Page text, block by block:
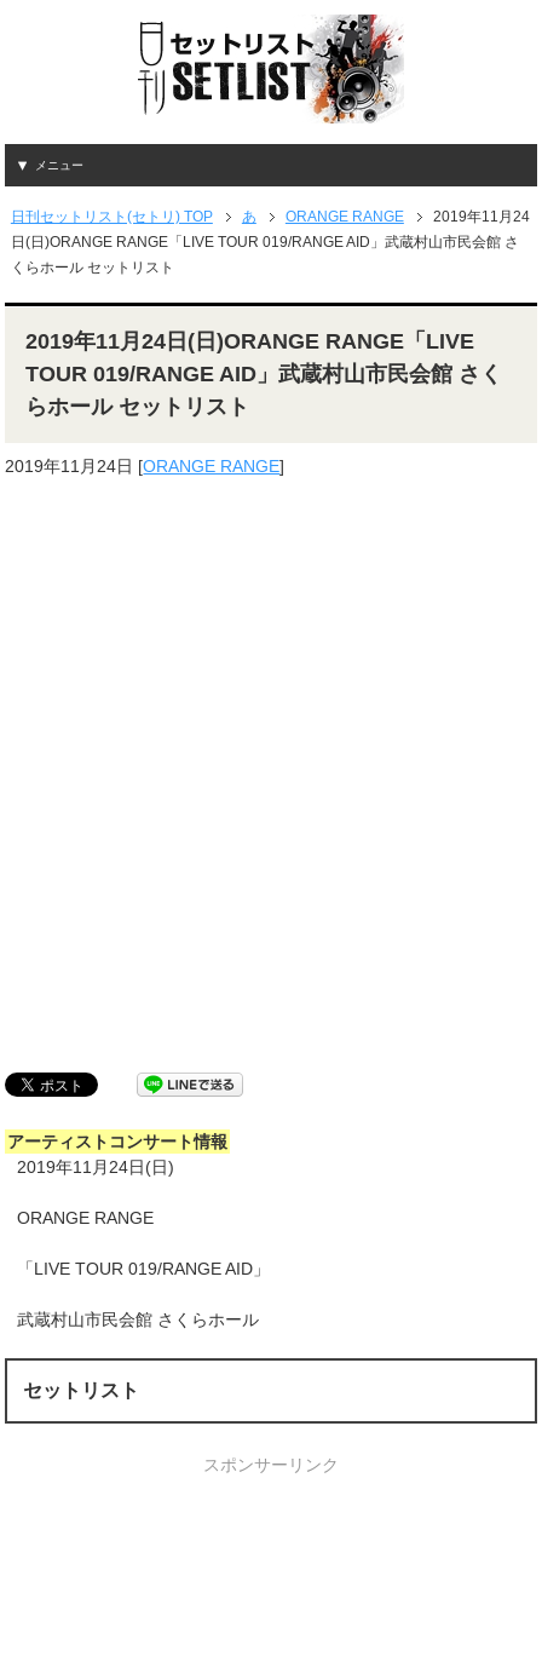
メニュー
日刊セットリスト(セトリ) TOP あ ORANGE RANGE
2019年11月24
日(日)ORANGE RANGE「LIVE TOUR 019/RANGE AID」武蔵村山市民会館 さ
くらホール セットリスト
2019年11月24日(日)ORANGE RANGE「LIVE
TOUR 019/RANGE AID」武蔵村山市民会館 さく
らホール セットリスト
2019年11月24日 [ORANGE RANGE]
アーティストコンサート情報
2019年11月24日(日)
ORANGE RANGE
「LIVE TOUR 019/RANGE AID」
武蔵村山市民会館 さくらホール
セットリスト
スポンサーリンク